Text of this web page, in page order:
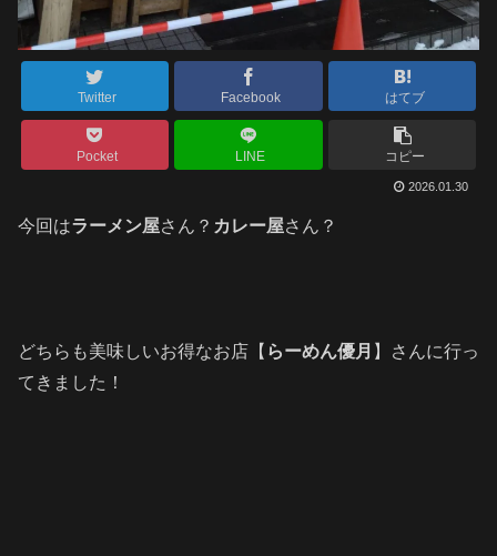
Twitter Facebook はてブ
Pocket LINE コピー
2026.01.30
今回はラーメン屋さん？ カレー屋さん？
どちらも美味しいお得なお店【 らーめん優月 】さんに行っ
てきました！